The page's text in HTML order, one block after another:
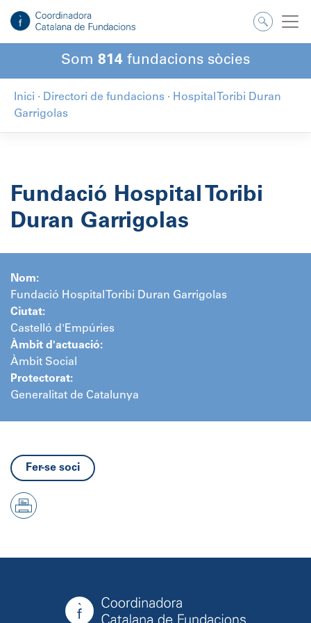
contingut
Som 814 fundacions sòcies
Inici · Directori de fundacions · Hospital Toribi Duran
Garrigolas
Fundació Hospital Toribi
Duran Garrigolas
Nom:
Fundació Hospital Toribi Duran Garrigolas
Ciutat:
Castelló d'Empúries
Àmbit d'actuació:
Àmbit Social
Protectorat:
Generalitat de Catalunya
Fer-se soci